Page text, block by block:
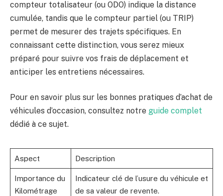
compteur totalisateur (ou ODO) indique la distance
cumulée, tandis que le compteur partiel (ou TRIP)
permet de mesurer des trajets spécifiques. En
connaissant cette distinction, vous serez mieux
préparé pour suivre vos frais de déplacement et
anticiper les entretiens nécessaires.
Pour en savoir plus sur les bonnes pratiques d’achat de
véhicules d’occasion, consultez notre guide complet
dédié à ce sujet.
Aspect Description
Importance du
Kilométrage
Indicateur clé de l’usure du véhicule et
de sa valeur de revente.